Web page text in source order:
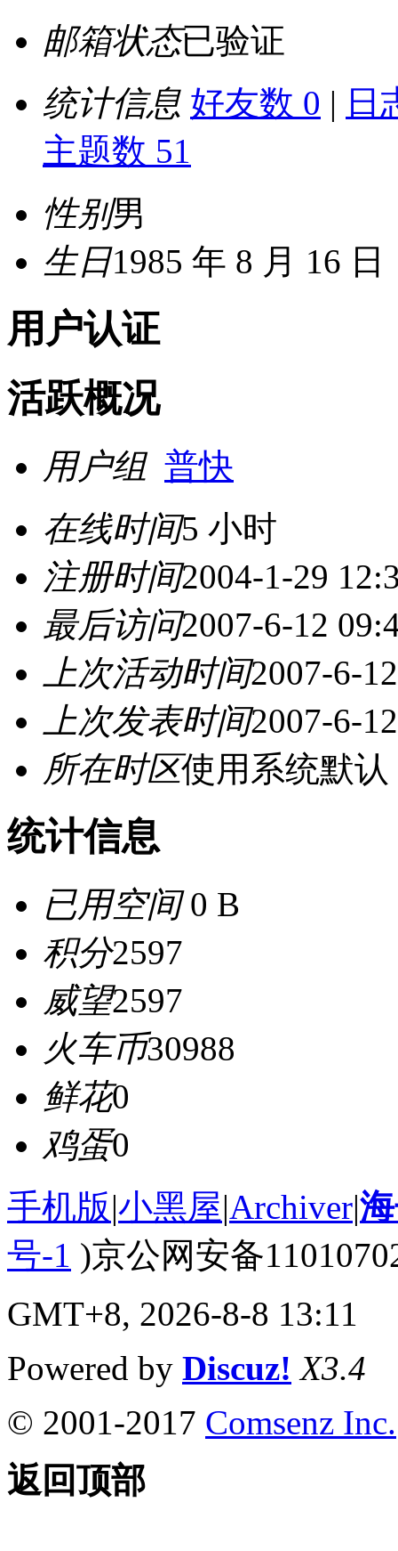
邮箱状态已验证
统计信息 好友数 0 | 日
主题数 51
性别男
生日1985 年 8 月 16 日
用户认证
活跃概况
用户组 普快
在线时间5 小时
注册时间2004-1-29
最后访问2007-6-12
上次活动时间2007-6-
上次发表时间2007-6-
所在时区使用系统默认
统计信息
已用空间0 B
积分2597
威望2597
火车币30988
鲜花0
鸡蛋0
手机版|小黑屋|Archiver|
号-1 )京公网安备
GMT+8, 2026-8-8 13:11
Powered by Discuz! X3.4
© 2001-2017 Comsenz Inc.
返回顶部